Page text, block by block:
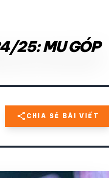
25: MU GÓP
share CHIA SẺ BÀI VIẾT